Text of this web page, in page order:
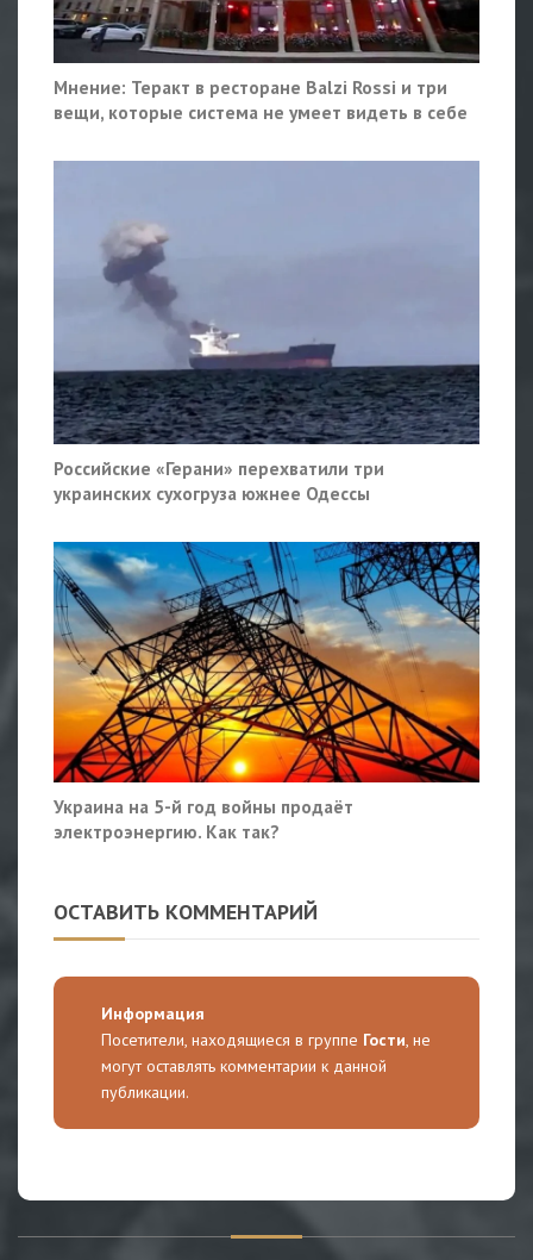
Мнение: Теракт в ресторане Balzi Rossi и три
вещи, которые система не умеет видеть в себе
Российские «Герани» перехватили три
украинских сухогруза южнее Одессы
Украина на 5-й год войны продаёт
электроэнергию. Как так?
ОСТАВИТЬ КОММЕНТАРИЙ
Информация
Посетители, находящиеся в группе Гости , не
могут оставлять комментарии к данной
публикации.